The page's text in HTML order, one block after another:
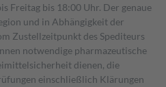
Freitag bis 18:00 Uhr. Der genaue
und in Abhängigkeit der
Zustellzeitpunkt des Spediteurs
notwendige pharmazeutische
dienen, die
einschließlich Klärungen